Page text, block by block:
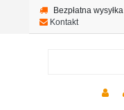
Bezpłatna wysyłka
Kontakt